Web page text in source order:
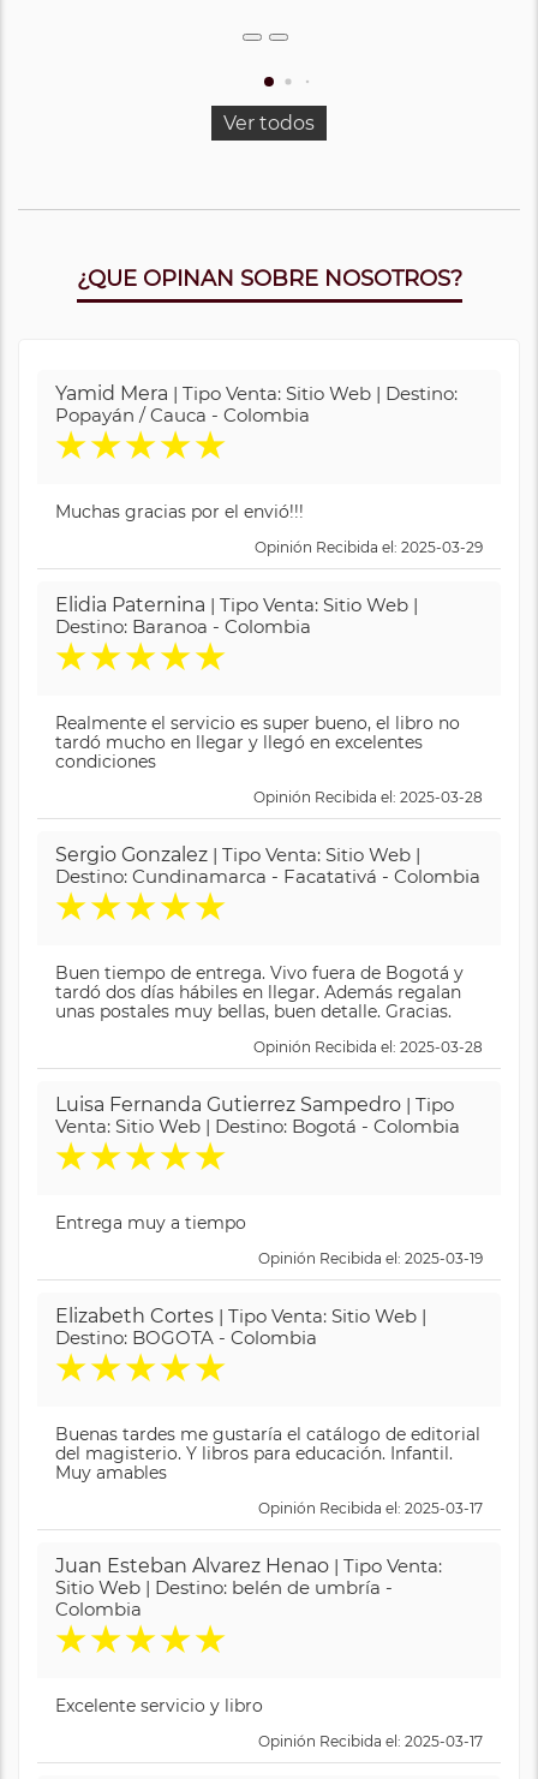
Ver todos
¿QUE OPINAN SOBRE NOSOTROS?
Yamid Mera | Tipo Venta: Sitio Web | Destino:
Popayán / Cauca - Colombia
★★★★★
Muchas gracias por el envió!!!
Opinión Recibida el: 2025-03-29
Elidia Paternina | Tipo Venta: Sitio Web |
Destino: Baranoa - Colombia
★★★★★
Realmente el servicio es super bueno, el libro no
tardó mucho en llegar y llegó en excelentes
condiciones
Opinión Recibida el: 2025-03-28
Sergio Gonzalez | Tipo Venta: Sitio Web |
Destino: Cundinamarca - Facatativá - Colombia
★★★★★
Buen tiempo de entrega. Vivo fuera de Bogotá y
tardó dos días hábiles en llegar. Además regalan
unas postales muy bellas, buen detalle. Gracias.
Opinión Recibida el: 2025-03-28
Luisa Fernanda Gutierrez Sampedro | Tipo
Venta: Sitio Web | Destino: Bogotá - Colombia
★★★★★
Entrega muy a tiempo
Opinión Recibida el: 2025-03-19
Elizabeth Cortes | Tipo Venta: Sitio Web |
Destino: BOGOTA - Colombia
★★★★★
Buenas tardes me gustaría el catálogo de editorial
del magisterio. Y libros para educación. Infantil.
Muy amables
Opinión Recibida el: 2025-03-17
Juan Esteban Alvarez Henao | Tipo Venta:
Sitio Web | Destino: belén de umbría -
Colombia
★★★★★
Excelente servicio y libro
Opinión Recibida el: 2025-03-17